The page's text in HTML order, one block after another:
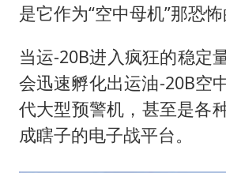
是它作为“空中母机”那恐怖
当运-20B进入疯狂的稳定
会迅速孵化出运油-20B空
代大型预警机，甚至是各
成瞎子的电子战平台。